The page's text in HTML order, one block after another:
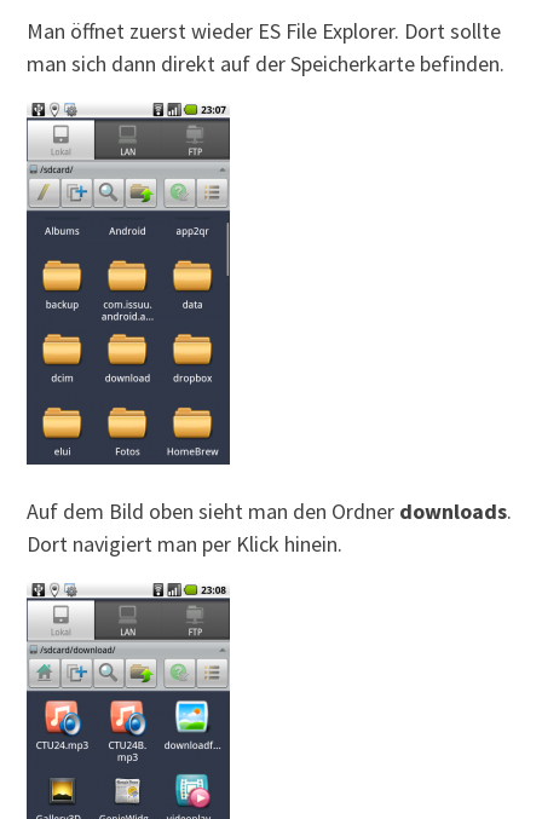
Man öffnet zuerst wieder ES File Explorer. Dort sollte
man sich dann direkt auf der Speicherkarte befinden.
Auf dem Bild oben sieht man den Ordner downloads.
Dort navigiert man per Klick hinein.